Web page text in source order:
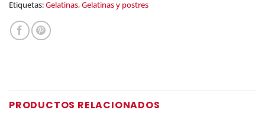
Etiquetas:Gelatinas,Gelatinas y postres
PRODUCTOS RELACIONADOS